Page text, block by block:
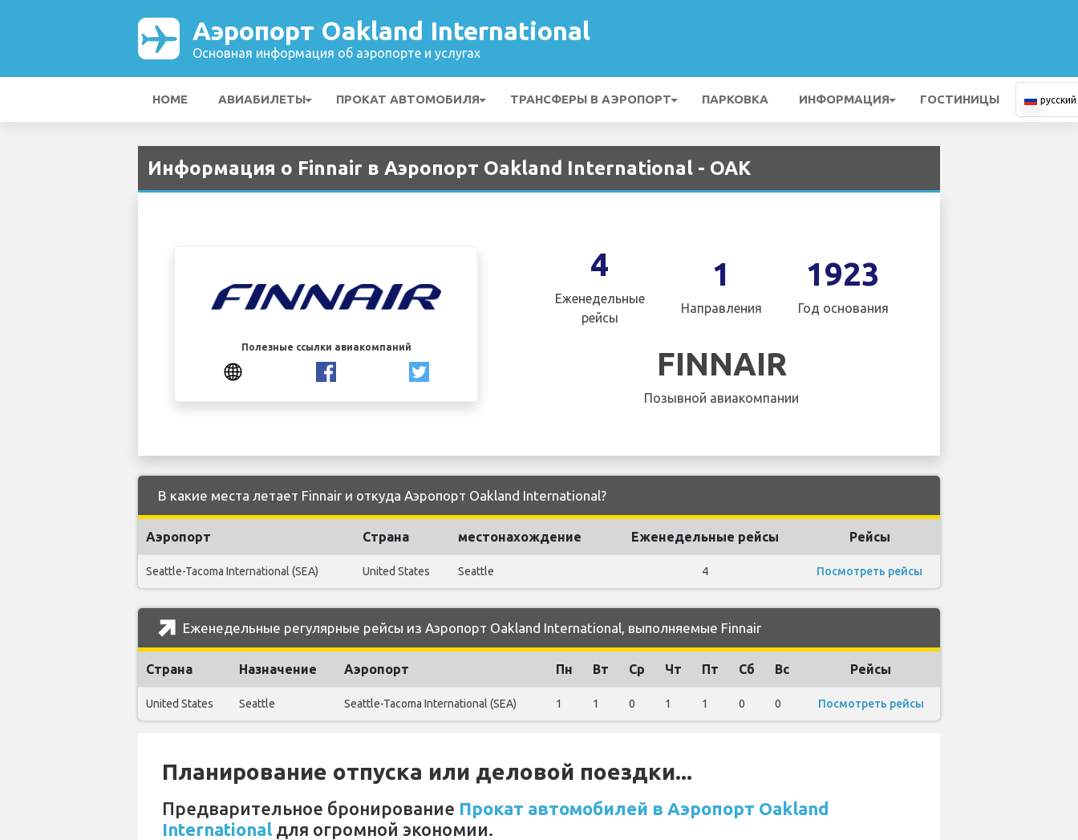
Аэропорт Oakland International
Основная информация об аэропорте и услугах
HOME АВИАБИЛЕТЫ ПРОКАТ АВТОМОБИЛЯ ТРАНСФЕРЫ В АЭРОПОРТ ПАРКОВКА ИНФОРМАЦИЯ ГОСТИНИЦЫ русский
Информация о Finnair в Аэропорт Oakland International - OAK
Полезные ссылки авиакомпаний
4
Еженедельные
рейсы
1
Направления
1923
Год основания
FINNAIR
Позывной авиакомпании
В какие места летает Finnair и откуда Аэропорт Oakland International?
Аэропорт Страна местонахождение Еженедельные рейсы Рейсы
Seattle-Tacoma International (SEA) United States Seattle 4 Посмотреть рейсы
Еженедельные регулярные рейсы из Аэропорт Oakland International, выполняемые Finnair
Страна Назначение Аэропорт Пн Вт Ср Чт Пт Сб Вс Рейсы
United States Seattle Seattle-Tacoma International (SEA) 1 1 0 1 1 0 0 Посмотреть рейсы
Планирование отпуска или деловой поездки...
Предварительное бронирование Прокат автомобилей в Аэропорт Oakland
International для огромной экономии.